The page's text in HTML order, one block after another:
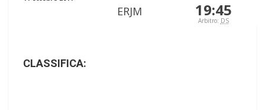
ERJM 19:45
Arbitro: DS
CLASSIFICA: